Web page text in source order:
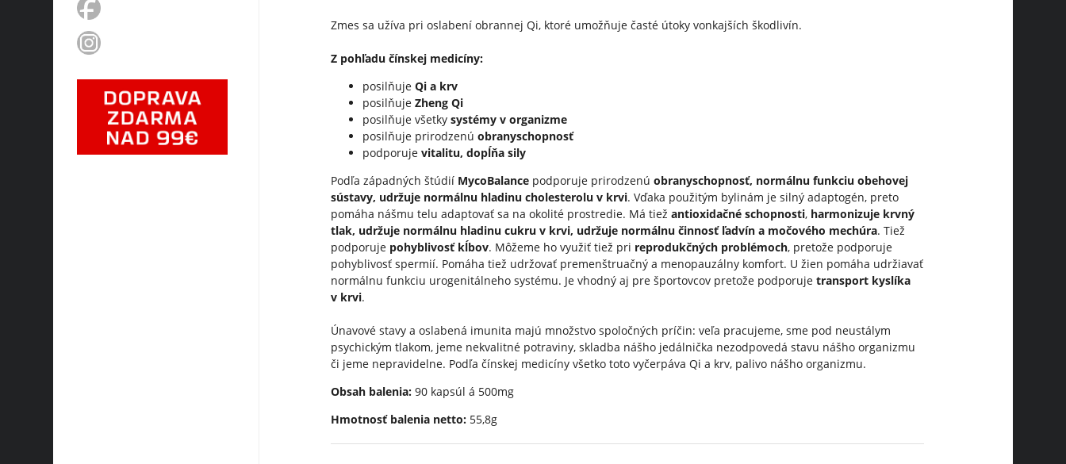
Zmes sa užíva pri oslabení obrannej Qi, ktoré umožňuje časté útoky vonkajších škodlivín.
Z pohľadu čínskej medicíny:
posilňujeQi a krv
posilňujeZheng Qi
posilňuje všetkysystémy v organizme
posilňuje prirodzenúobranyschopnosť
podporujevitalitu, dopĺňa sily
Podľa západných štúdií MycoBalance podporuje prirodzenúobranyschopnosť, normálnu funkciu obehovej
sústavy, udržuje normálnu hladinu cholesterolu v krvi. Vďaka použitým bylinám je silný adaptogén, preto
pomáha nášmu telu adaptovať sa na okolité prostredie. Má tiežantioxidačné schopnosti, harmonizuje krvný
tlak, udržuje normálnu hladinu cukru v krvi, udržuje normálnu činnosť ľadvín a močového mechúra. Tiež
podporuje pohyblivosť kĺbov. Môžeme ho využiť tiež pri reprodukčných problémoch, pretože podporuje
pohyblivosť spermií. Pomáha tiež udržovať premenštruačný a menopauzálny komfort. U žien pomáha udržiavať
normálnu funkciu urogenitálneho systému. Je vhodný aj pre športovcov pretože podporujetransport kyslíka
v krvi.
Únavové stavy a oslabená imunita majú množstvo spoločných príčin: veľa pracujeme, sme pod neustálym
psychickým tlakom, jeme nekvalitné potraviny, skladba nášho jedálnička nezodpovedá stavu nášho organizmu
či jeme nepravidelne. Podľa čínskej medicíny všetko toto vyčerpáva Qi a krv, palivo nášho organizmu.
Obsah balenia: 90 kapsúl á 500mg
Hmotnosť balenia netto: 55,8g